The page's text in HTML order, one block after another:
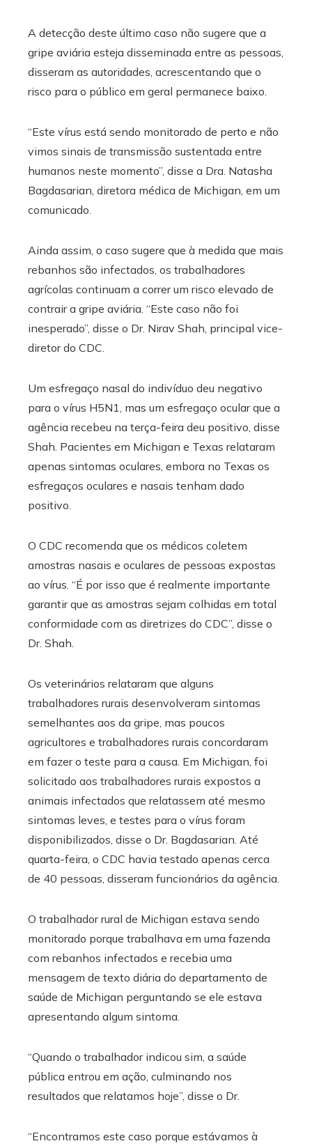
A detecção deste último caso não sugere que a
gripe aviária esteja disseminada entre as pessoas,
disseram as autoridades, acrescentando que o
risco para o público em geral permanece baixo.
“Este vírus está sendo monitorado de perto e não
vimos sinais de transmissão sustentada entre
humanos neste momento”, disse a Dra. Natasha
Bagdasarian, diretora médica de Michigan, em um
comunicado.
Ainda assim, o caso sugere que à medida que mais
rebanhos são infectados, os trabalhadores
agrícolas continuam a correr um risco elevado de
contrair a gripe aviária. “Este caso não foi
inesperado”, disse o Dr. Nirav Shah, principal vice-
diretor do CDC.
Um esfregaço nasal do indivíduo deu negativo
para o vírus H5N1, mas um esfregaço ocular que a
agência recebeu na terça-feira deu positivo, disse
Shah. Pacientes em Michigan e Texas relataram
apenas sintomas oculares, embora no Texas os
esfregaços oculares e nasais tenham dado
positivo.
O CDC recomenda que os médicos coletem
amostras nasais e oculares de pessoas expostas
ao vírus. “É por isso que é realmente importante
garantir que as amostras sejam colhidas em total
conformidade com as diretrizes do CDC”, disse o
Dr. Shah.
Os veterinários relataram que alguns
trabalhadores rurais desenvolveram sintomas
semelhantes aos da gripe, mas poucos
agricultores e trabalhadores rurais concordaram
em fazer o teste para a causa. Em Michigan, foi
solicitado aos trabalhadores rurais expostos a
animais infectados que relatassem até mesmo
sintomas leves, e testes para o vírus foram
disponibilizados, disse o Dr. Bagdasarian. Até
quarta-feira, o CDC havia testado apenas cerca
de 40 pessoas, disseram funcionários da agência.
O trabalhador rural de Michigan estava sendo
monitorado porque trabalhava em uma fazenda
com rebanhos infectados e recebia uma
mensagem de texto diária do departamento de
saúde de Michigan perguntando se ele estava
apresentando algum sintoma.
“Quando o trabalhador indicou sim, a saúde
pública entrou em ação, culminando nos
resultados que relatamos hoje”, disse o Dr.
“Encontramos este caso porque estávamos à